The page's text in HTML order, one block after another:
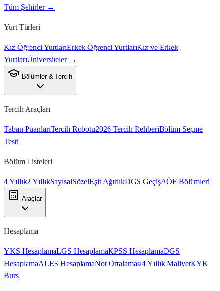
Tüm Şehirler →
Yurt Türleri
Kız Öğrenci YurtlarıErkek Öğrenci YurtlarıKız ve Erkek
YurtlarıÜniversiteler →
Bölümler & Tercih
Tercih Araçları
Taban PuanlarıTercih Robotu2026 Tercih RehberiBölüm Seçme
Testi
Bölüm Listeleri
4 Yıllık2 YıllıkSayısalSözelEşit AğırlıkDGS GeçişAÖF Bölümleri
Araçlar
Hesaplama
YKS HesaplamaLGS HesaplamaKPSS HesaplamaDGS
HesaplamaALES HesaplamaNot Ortalaması4 Yıllık MaliyetKYK
Burs